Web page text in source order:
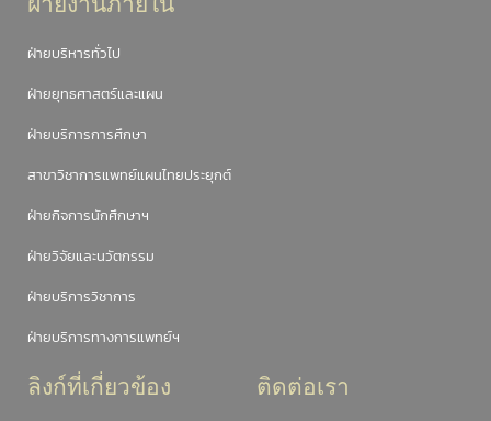
ฝ่ายบริหารทั่วไป
ฝ่ายยุทธศาสตร์และแผน
ฝ่ายบริการการศึกษา
สาขาวิชาการแพทย์แผนไทยประยุกต์
ฝ่ายกิจการนักศึกษาฯ
ฝ่ายวิจัยและนวัตกรรม
ฝ่ายบริการวิชาการ
ฝ่ายบริการทางการแพทย์ฯ
ลิงก์ที่เกี่ยวข้อง ติดต่อเรา